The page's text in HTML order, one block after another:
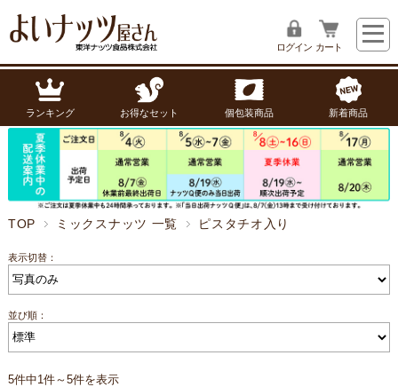
ログイン カート
ランキング お得なセット 個包装商品 新着商品
TOP ミックスナッツ 一覧 ピスタチオ入り
表示切替：
並び順：
5件中1件～5件を表示